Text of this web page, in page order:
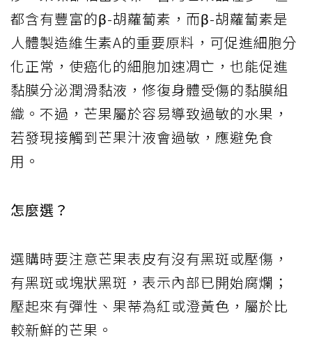
都含有豐富的β-胡蘿蔔素，而β-胡蘿蔔素是
人體製造維生素A的重要原料，可促進細胞分
化正常，使癌化的細胞加速凋亡，也能促進
黏膜分泌潤滑黏液，修復身體受傷的黏膜組
織。不過，芒果屬於容易導致過敏的水果，
若發現接觸到芒果汁液會過敏，應避免食
用。
怎麼選？
選購時要注意芒果表皮有沒有黑斑或壓傷，
有黑斑或塊狀黑斑，表示內部已開始腐爛；
壓起來有彈性、果蒂為紅或澄黃色，屬於比
較新鮮的芒果。